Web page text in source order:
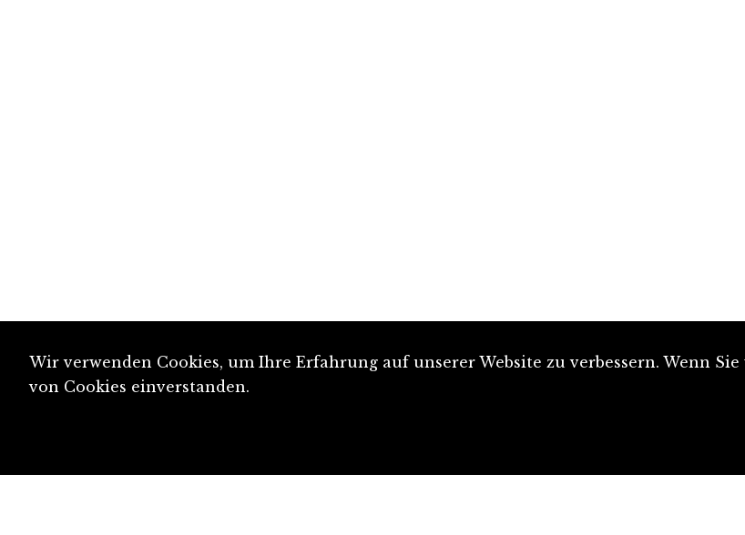
Wir verwenden Cookies, um Ihre Erfahrung auf unserer Website zu verbessern. Wenn
von Cookies einverstanden.